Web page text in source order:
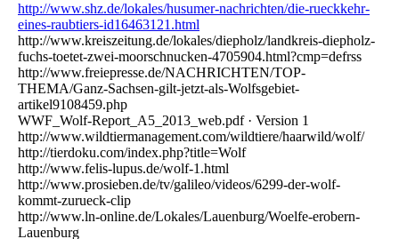
http://www.shz.de/lokales/husumer-nachrichten/die-rueckkehr-
eines-raubtiers-id16463121.html
http://www.kreiszeitung.de/lokales/diepholz/landkreis-diepholz-
fuchs-toetet-zwei-moorschnucken-4705904.html?cmp=defrss
http://www.freiepresse.de/NACHRICHTEN/TOP-
THEMA/Ganz-Sachsen-gilt-jetzt-als-Wolfsgebiet-
artikel9108459.php
WWF_Wolf-Report_A5_2013_web.pdf · Version 1
http://www.wildtiermanagement.com/wildtiere/haarwild/wolf/
http://tierdoku.com/index.php?title=Wolf
http://www.felis-lupus.de/wolf-1.html
http://www.prosieben.de/tv/galileo/videos/6299-der-wolf-
kommt-zurueck-clip
http://www.ln-online.de/Lokales/Lauenburg/Woelfe-erobern-
Lauenburg